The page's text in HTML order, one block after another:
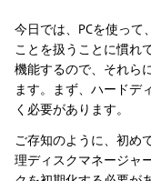
今日では、PCを使っ
ことを扱うことに慣れ
機能するので、それら
ます。まず、ハードデ
く必要があります。
ご存知のように、初め
理ディスクマネージャ